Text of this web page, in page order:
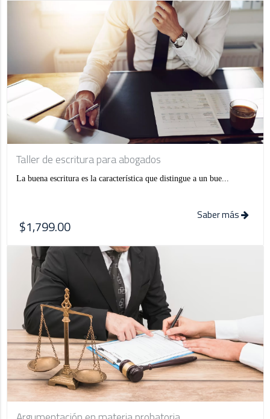
Taller de escritura para abogados
La buena escritura es la característica que distingue a un bue...
$1,799.00
Saber más